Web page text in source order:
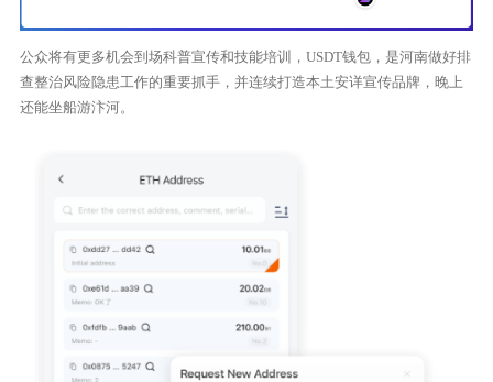
公众将有更多机会到场科普宣传和技能培训，USDT钱包，是河南做好排
查整治风险隐患工作的重要抓手，并连续打造本土安详宣传品牌，晚上
还能坐船游汴河。